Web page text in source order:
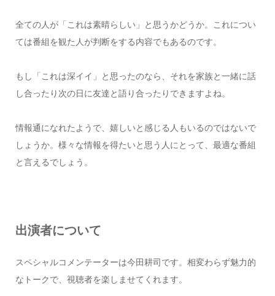
全ての人が「これは素晴らしい」と思うかどうか。これについ
ては番組を観た人が判断をする内容でもあるのです。
もし「これは深イイ」と思ったのなら、それを家族と一緒に話
し合ったり次の日に友達と語り合ったりできますよね。
情報通になれたようで、嬉しいと感じる人もいるのではないで
しょうか。様々な情報を得たいと思う人にとって、最適な番組
と言えるでしょう。
出演者について
スペシャルコメンテーターは今田耕司です。相変わらず魅力的
なトークで、視聴者を楽しませてくれます。